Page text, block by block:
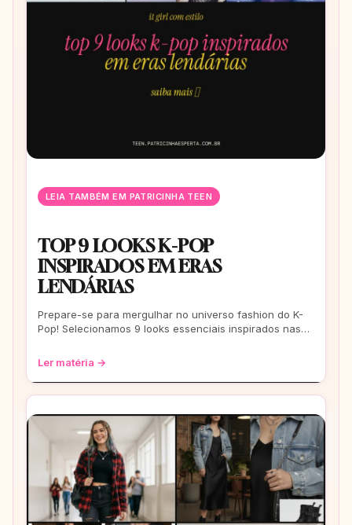
LEIA TAMBÉM EM PATRICINHA TEEN
TOP 9 LOOKS K-POP
INSPIRADOS EM ERAS
LENDÁRIAS
Prepare-se para mergulhar no universo fashion do K-
Pop! Selecionamos 9 looks essenciais inspirados nas
Ler matéria →